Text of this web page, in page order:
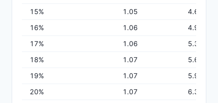
15% 1.05
4.65
16% 1.06
4.98
17% 1.06
5.31
18% 1.07
5.64
19% 1.07
5.98
20% 1.07
6.31